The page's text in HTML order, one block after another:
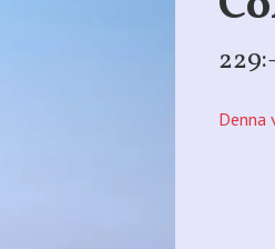
Denna